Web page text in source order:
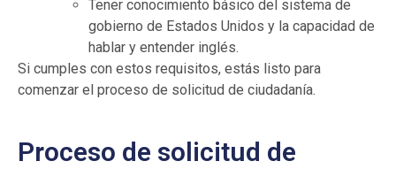
Tener conocimiento básico del sistema de
gobierno de Estados Unidos y la capacidad de
hablar y entender inglés.
Si cumples con estos requisitos, estás listo para
comenzar el proceso de solicitud de ciudadanía.
Proceso de solicitud de